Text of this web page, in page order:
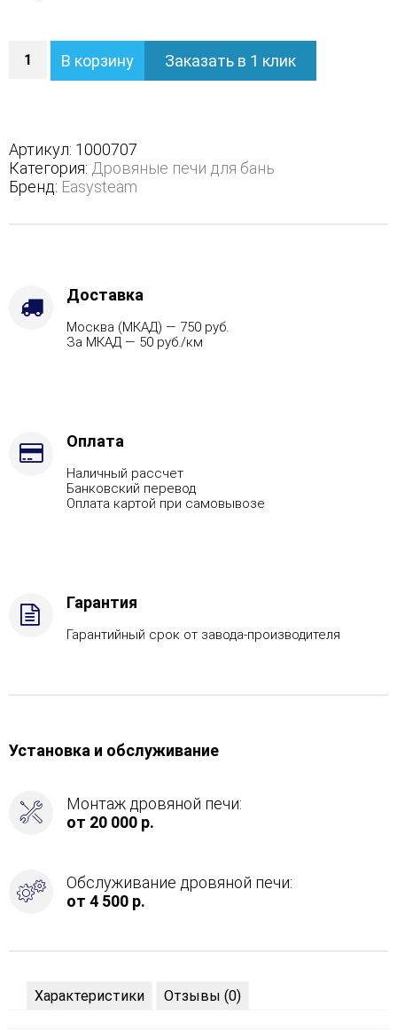
Печь
Анапа
трехстороннем
кожухе
-
Защита
Варианты
кожуха
Змеевик,
430,
Вид
топлива
вход
каменку
В корзину Заказать в 1 клик
Артикул: 1000707
Категория: Дровяные печи для бань
Бренд: Easysteam
Доставка
Москва (МКАД) — 750 руб.
За МКАД — 50 руб./км
Оплата
Наличный рассчет
Банковский перевод
Оплата картой при самовывозе
Гарантия
Гарантийный срок от завода-производителя
Установка и обслуживание
Монтаж дровяной печи:
от 20 000 р.
Обслуживание дровяной печи:
от 4 500 р.
Характеристики Отзывы (0)